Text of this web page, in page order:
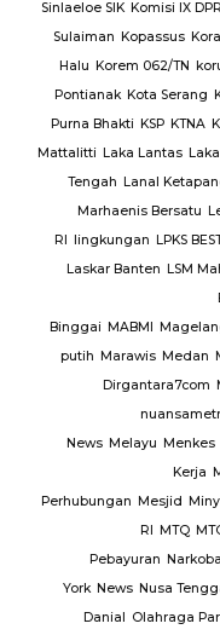
Sinlaeloe SIK Komisi IX
Sulaiman Kopassus
Halu Korem 062/TN
Pontianak Kota Serang
Purna Bhakti KSP KTNA
Mattalitti Laka Lantas
Tengah Lanal
Marhaenis Bersatu
RI lingkungan LPKS
Laskar Banten LSM
Binggai MABMI
putih Marawis Medan
Dirgantara7com
News Melayu Menkes
Kerja
Perhubungan Mesjid
RI MTQ
Pebayuran Narkoba
York News Nusa
Danial Olahraga